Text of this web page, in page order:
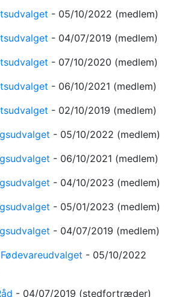
- 05/10/2022 (medlem)
- 04/07/2019 (medlem)
- 07/10/2020 (medlem)
- 06/10/2021 (medlem)
- 02/10/2019 (medlem)
- 05/10/2022 (medlem)
- 06/10/2021 (medlem)
- 04/10/2023 (medlem)
- 05/01/2023 (medlem)
- 04/07/2019 (medlem)
- 05/10/2022
- 04/07/2019 (stedfortræder)